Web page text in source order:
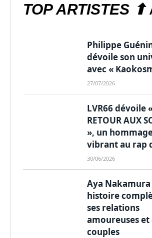
TOP ARTISTES ⬆
Philippe
dévoile son
avec «
27/07/2026
LVR66 dévoile
RETOUR AUX
», un
vibrant au rap
30/06/2026
Aya Nakamura
histoire
ses relations
amoureuses et
couples